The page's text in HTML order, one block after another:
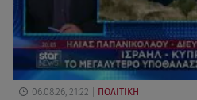
06.08.26, 21:22 ΠΟΛΙΤΙΚΗ